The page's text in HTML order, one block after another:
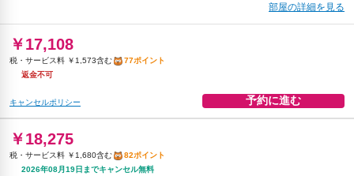
部屋の詳細を見る
￥17,108
税・サービス料 ￥1,573含む
77ポイント
返金不可
キャンセルポリシー 予約に進む
￥18,275
税・サービス料 ￥1,680含む
82ポイント
2026年08月19日までキャンセル無料